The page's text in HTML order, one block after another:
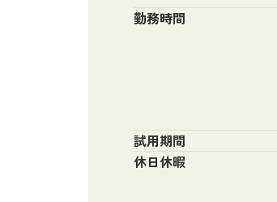
勤務時間
試用期間
休日休暇